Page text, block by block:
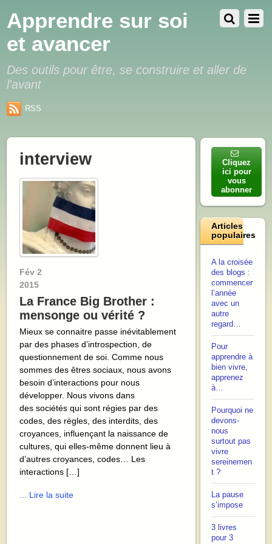
Apprendre sur soi
et avancer
Des outils pour être, se construire et aller de
l'avant
RSS
interview
Fév 2
2015
La France Big Brother :
mensonge ou vérité ?
Mieux se connaitre passe inévitablement
par des phases d’introspection, de
questionnement de soi. Comme nous
sommes des êtres sociaux, nous avons
besoin d’interactions pour nous
développer. Nous vivons dans
des sociétés qui sont régies par des
codes, des règles, des interdits, des
croyances, influençant la naissance de
cultures, qui elles-même donnent lieu à
d’autres croyances, codes… Les
interactions […]
... Lire la suite
Cliquez
ici pour
vous
abonner
Articles
populaires
A la croisée
des blogs :
commencer
l’année
avec un
autre
regard…
Pour
apprendre à
bien vivre,
apprenez
à…
Pourquoi ne
devons-
nous
surtout pas
vivre
sereinemen
t ?
La pause
s’impose
3 livres
pour 3